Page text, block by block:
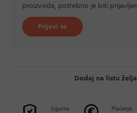
proizvoda, potrebno je biti
Prijavi se
Dodaj na listu želja
Sigurna
Plaćanje